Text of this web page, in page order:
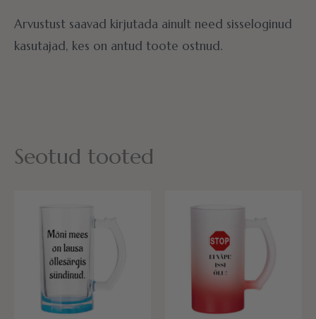
Arvustust saavad kirjutada ainult need sisseloginud
kasutajad, kes on antud toote ostnud.
Seotud tooted